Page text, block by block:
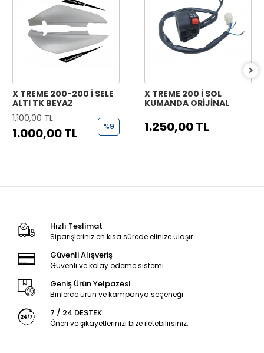
X TREME 200-200 İ SELE
ALTI TK BEYAZ
1.100,00 TL
1.000,00 TL %9
X TREME 200 İ SOL
KUMANDA ORİJİNAL
1.250,00 TL
Hızlı Teslimat
Siparişleriniz en kısa sürede elinize ulaşır.
Güvenli Alışveriş
Güvenli ve kolay ödeme sistemi
Geniş Ürün Yelpazesi
Binlerce ürün ve kampanya seçeneği
7 / 24 DESTEK
Öneri ve şikayetlerinizi bize iletebilirsiniz.